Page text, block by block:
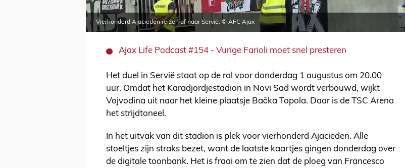
Vierhonderd Ajacieden reizen af naar Servië. © AFC Ajax
Ajax Life Podcast #154 - Vurige Farioli moet snel presteren
Het duel in Servië staat op de rol voor donderdag 1 augustus om 20.00
uur. Omdat het Karadjordjestadion in Novi Sad wordt verbouwd, wijkt
Vojvodina uit naar het kleine plaatsje Bačka Topola. Daar is de TSC Arena
het strijdtoneel.
In het uitvak van dit stadion is plek voor vierhonderd Ajacieden. Alle
stoeltjes zijn straks bezet, want de laatste kaartjes gingen donderdag over
de digitale toonbank. Het is fraai om te zien dat de ploeg van Francesco